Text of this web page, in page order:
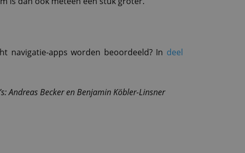
navigatie-apps worden beoordeeld? In deel
Andreas Becker en Benjamin Köbler-Linsner